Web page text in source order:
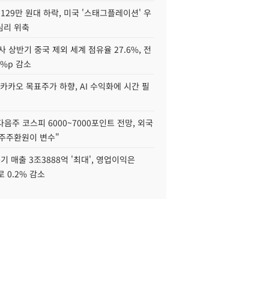
만 원대 하락, 미국 '스태그플레이션' 우
리 위축
상반기 중국 제외 세계 점유율 27.6%, 전
감소
카오 목표주가 하향, AI 수익화에 시간 필
음주 코스피 6000~7000포인트 전망, 외국
주환원이 변수"
매출 3조3888억 '최대', 영업이익은
0.2% 감소